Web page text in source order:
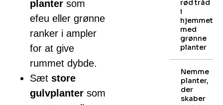
planter som
efeu eller grønne
ranker i ampler
for at give
rummet dybde.
Sæt store
gulvplanter som
rød tråd
i
hjemmet
med
grønne
planter
Nemme
planter,
der
skaber